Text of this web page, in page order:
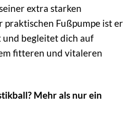
extra starken
praktischen Fußpumpe ist er
begleitet dich auf
fitteren und vitaleren
Mehr als nur ein